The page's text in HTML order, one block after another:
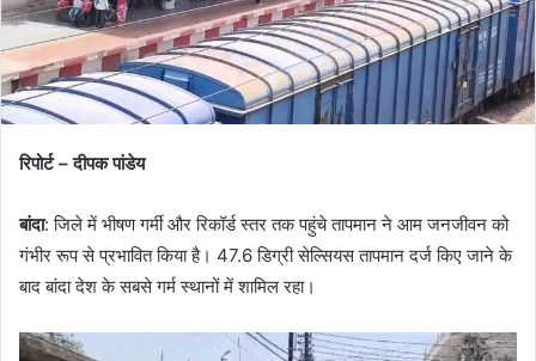
रिपोर्ट – दीपक पांडेय
बांदा: जिले में भीषण गर्मी और रिकॉर्ड स्तर तक पहुंचे तापमान ने आम जनजीवन को
गंभीर रूप से प्रभावित किया है। 47.6 डिग्री सेल्सियस तापमान दर्ज किए जाने के
बाद बांदा देश के सबसे गर्म स्थानों में शामिल रहा।